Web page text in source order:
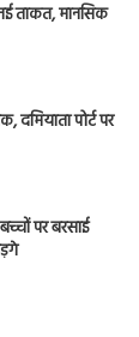
ताकत, मानसिक
दमियाता पोर्ट पर
पर बरसाई